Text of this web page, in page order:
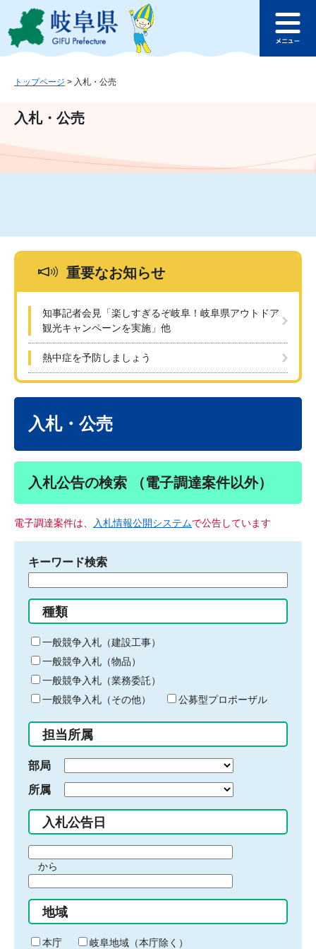
ジ
ュ
文
このページの本文へ
ュ
トップページ > 入札・公売
入札・公売
重要なお知らせ
知事記者会見「楽しすぎるぞ岐阜！岐阜県アウトドア
観光キャンペーンを実施」他
熱中症を予防しましょう
入札・公売
入札公告の検索 （電子調達案件以外）
電子調達案件は、 入札情報公開システムで公告しています
キーワード検索
る
キ
ー
ワ
ー
ド
入
力
種類
一般競争入札（建設工事）
一般競争入札（物品）
一般競争入札（業務委託）
一般競争入札（その他）
公募型プロポーザル
担当所属
部局
所属
入札公告日
間
始
り
から
間
終
わ
地域
本庁
岐阜地域（本庁除く）